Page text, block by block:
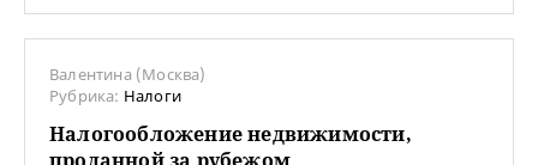
Валентина (Москва)
Рубрика: Налоги
Налогообложение недвижимости,